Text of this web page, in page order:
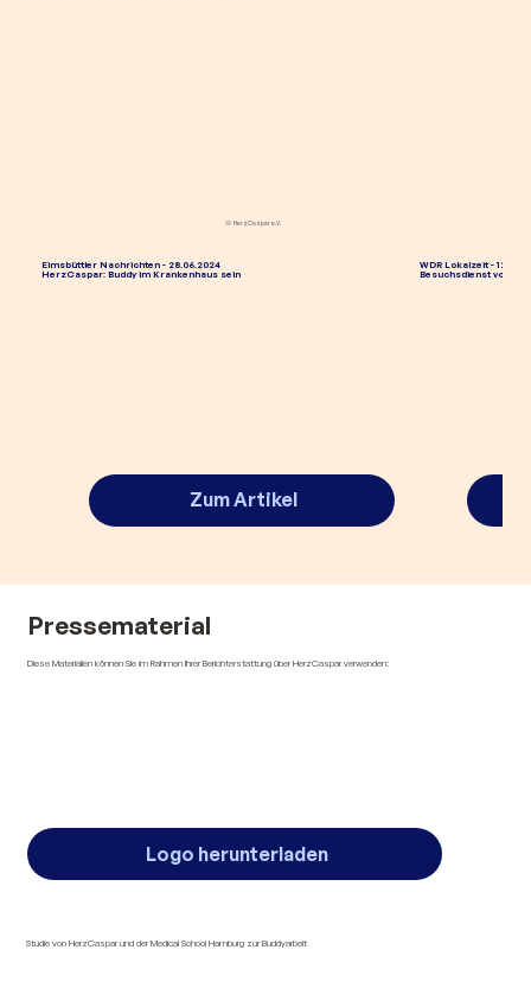
Eimsbüttler Nachrichten - 28.06.2024
HerzCaspar: Buddy im Krankenhaus sein
© HerzCaspar e.V.
Zum Artikel
WDR Lokalzeit -
Besuchsdienst von
Pressematerial
Diese Materialien können Sie im Rahmen Ihrer Berichterstattung über HerzCaspar verwenden:
Logo herunterladen
Studie von HerzCaspar und der Medical School Hamburg zur Buddyarbeit